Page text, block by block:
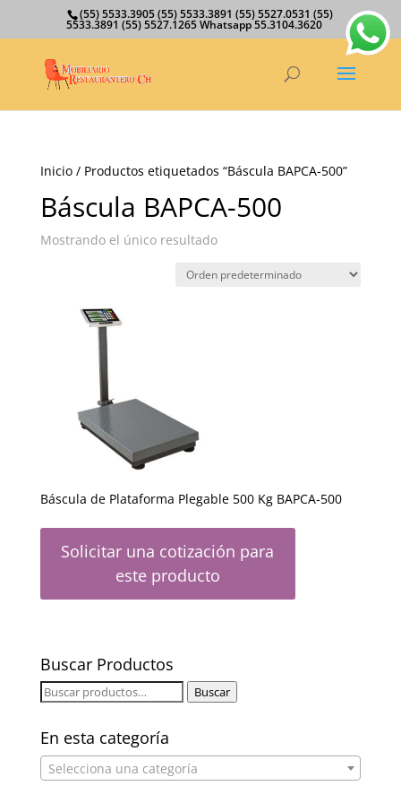
(55) 5533.3905 (55) 5533.3891 (55) 5527.0531 (55)
5533.3891 (55) 5527.1265 Whatsapp 55.3104.3620
Inicio/ Productos etiquetados “Báscula BAPCA-500”
Báscula BAPCA-500
Mostrando el único resultado
Báscula de Plataforma Plegable 500 Kg BAPCA-500
Solicitar una cotización para
este producto
Buscar Productos
Buscar
Buscar
En esta categoría
Selecciona una categoría